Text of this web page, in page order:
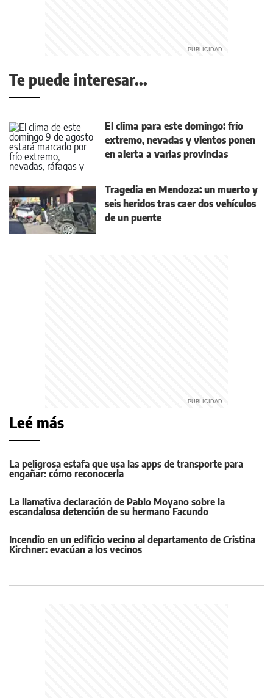
Te puede interesar...
El clima para este domingo: frío
extremo, nevadas y vientos ponen
en alerta a varias provincias
Tragedia en Mendoza: un muerto y
seis heridos tras caer dos vehículos
de un puente
Leé más
La peligrosa estafa que usa las apps de transporte para
engañar: cómo reconocerla
La llamativa declaración de Pablo Moyano sobre la
escandalosa detención de su hermano Facundo
Incendio en un edificio vecino al departamento de Cristina
Kirchner: evacúan a los vecinos